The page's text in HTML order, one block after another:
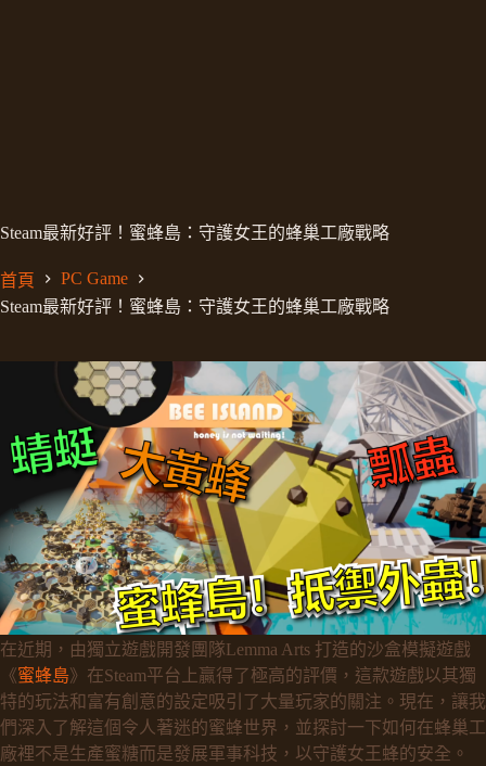
Steam最新好評！蜜蜂島：守護女王的蜂巢工廠戰略
首頁
PC Game
Steam最新好評！蜜蜂島：守護女王的蜂巢工廠戰略
在近期，由獨立遊戲開發團隊Lemma Arts 打造的沙盒模擬遊戲
《蜜蜂島》在Steam平台上贏得了極高的評價，這款遊戲以其獨
特的玩法和富有創意的設定吸引了大量玩家的關注。現在，讓我
們深入了解這個令人著迷的蜜蜂世界，並探討一下如何在蜂巢工
廠裡不是生產蜜糖而是發展軍事科技，以守護女王蜂的安全。